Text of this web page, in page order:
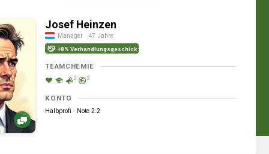
Josef Heinzen
Manager · 47 Jahre
+8% Verhandlungsgeschick
TEAMCHEMIE
2 2
KONTO
Halbprofi · Note 2.2